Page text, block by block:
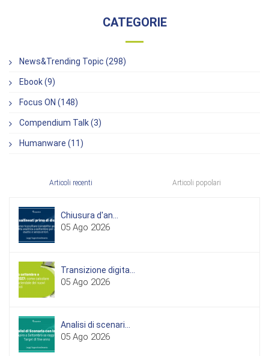
CATEGORIE
News&Trending Topic (298)
Ebook (9)
Focus ON (148)
Compendium Talk (3)
Humanware (11)
Articoli recenti Articoli popolari
Chiusura d'an...
05 Ago 2026
Transizione digita...
05 Ago 2026
Analisi di scenari...
05 Ago 2026